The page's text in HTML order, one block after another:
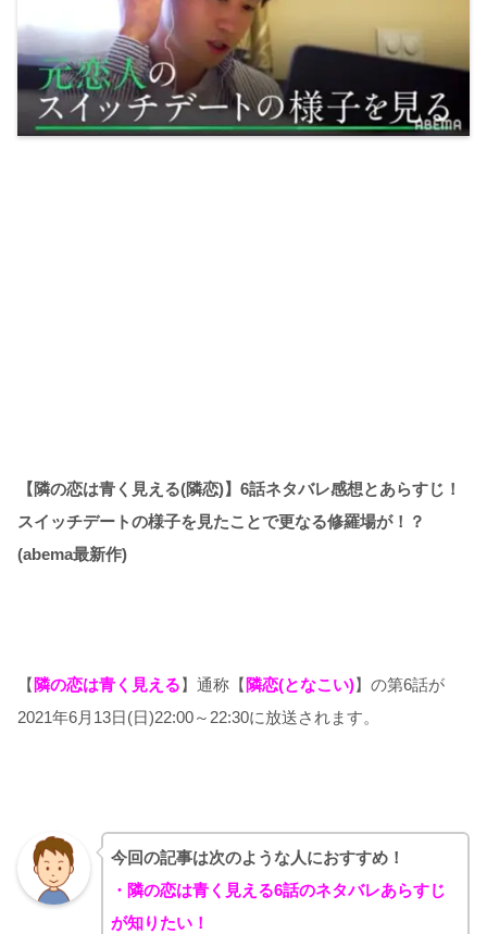
【隣の恋は青く見える(隣恋)】6話ネタバレ感想とあらすじ！
スイッチデートの様子を見たことで更なる修羅場が！？
(abema最新作)
【 隣の恋は青く見える】通称【 隣恋(となこい)】の第6話が
2021年6月13日(日)22:00～22:30に放送されます。
今回の記事は次のような人におすすめ！
・隣の恋は青く見える6話のネタバレあらすじ
が知りたい！